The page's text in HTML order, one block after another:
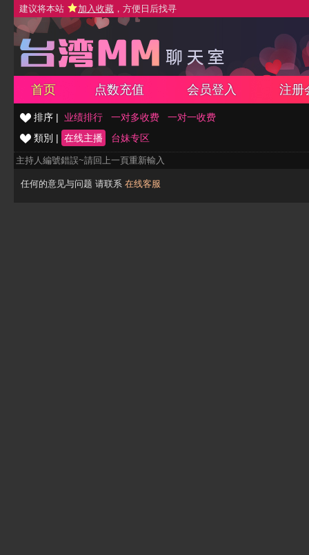
建议将本站 加入收藏 ，方便日后找寻
首页 点数充值 会员登入 注册
排序 | 业绩排行 一对多收费
一对一收费
類別 | 在线主播 台妹专区
主持人編號錯誤~請回上一頁重新輸入
任何的意见与问题 请联系 在线客服